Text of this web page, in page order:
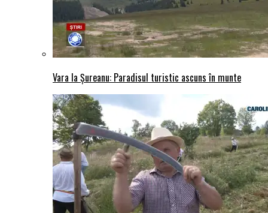
Vara la Șureanu: Paradisul turistic ascuns în munte